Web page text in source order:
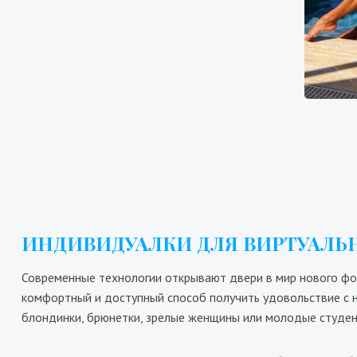
ИНДИВИДУАЛКИ ДЛЯ
Современные технологии открывают двери в мир нового
комфортный и доступный способ получить удовольствие
блондинки, брюнетки, зрелые женщины или молодые